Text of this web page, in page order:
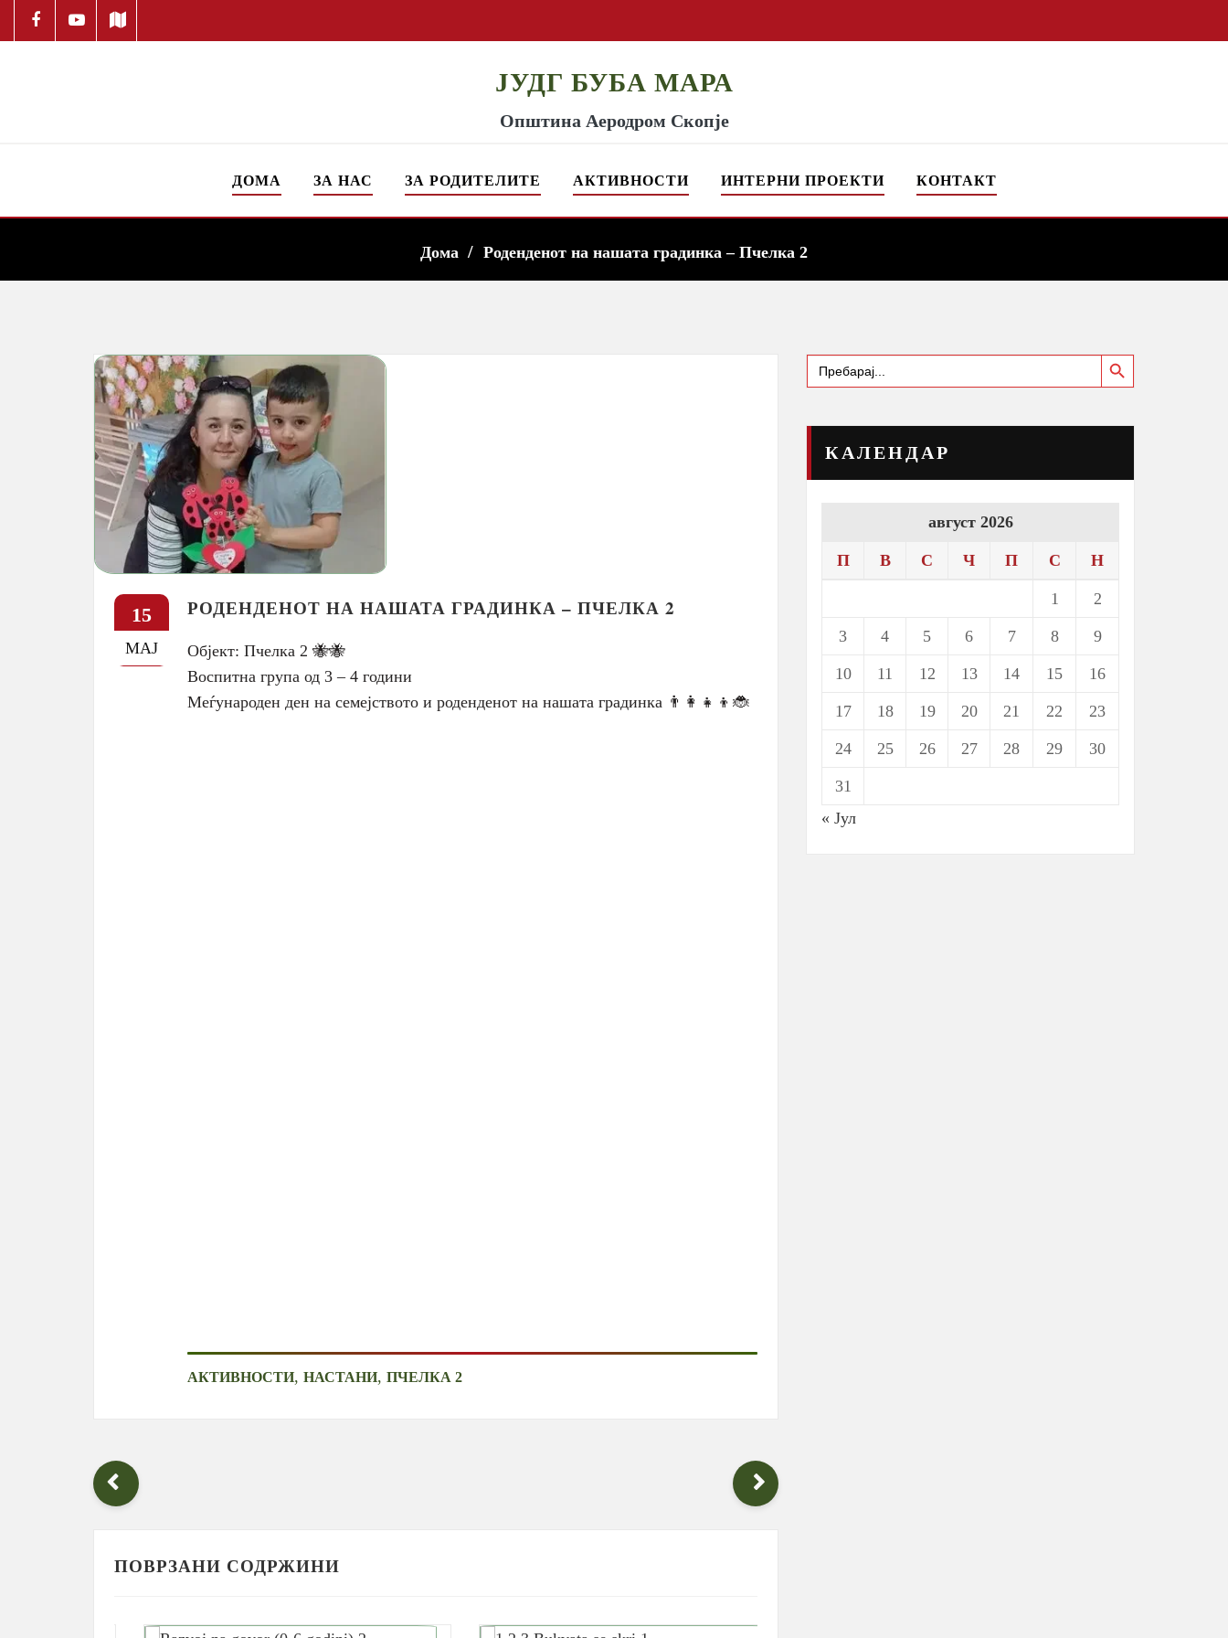
ЈУДГ БУБА МАРА
Општина Аеродром Скопје
ДОМА ЗА НАС ЗА РОДИТЕЛИТЕ АКТИВНОСТИ ИНТЕРНИ ПРОЕКТИ КОНТАКТ
Дома Роденденот на нашата градинка – Пчелка 2
15
МАЈ
РОДЕНДЕНОТ НА НАШАТА ГРАДИНКА – ПЧЕЛКА 2
Објект: Пчелка 2 🐝🐝
Воспитна група од 3 – 4 години
Меѓународен ден на семејството и роденденот на нашата градинка 👨‍👩‍👧‍👦🐞
АКТИВНОСТИ, НАСТАНИ, ПЧЕЛКА 2
ПОВРЗАНИ СОДРЖИНИ
Search
for:
Search Button
КАЛЕНДАР
август 2026
П В С Ч П С Н
1 2
3 4 5 6 7 8 9
10 11 12 13 14 15 16
17 18 19 20 21 22 23
24 25 26 27 28 29 30
31
« Јул